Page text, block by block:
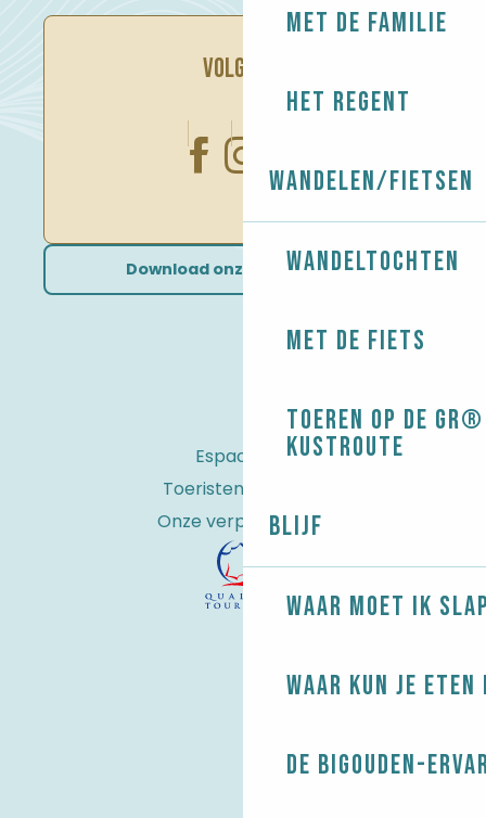
Met de familie
Het regent
Wandelen/Fietsen
Wandeltochten
Met de fiets
Toeren op de
kustroute
Blijf
Waar moet ik
Waar kun je eten
De Bigouden-
VOLG ONS
Download onze brochures
Espace Pro
Toeristenbelasting
Onze verplichtingen